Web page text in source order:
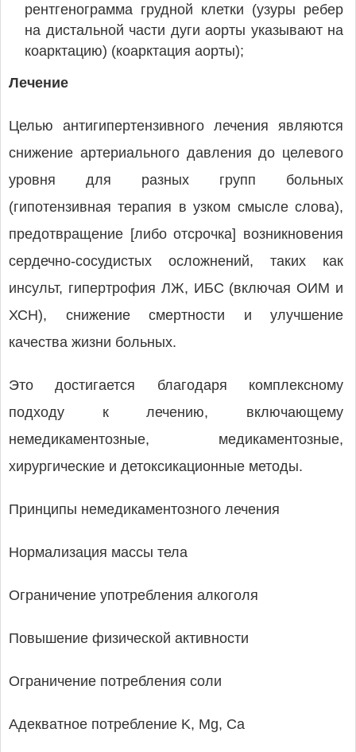
рентгенограмма грудной клетки (узуры ребер
на дистальной части дуги аорты указывают на
коарктацию) (коарктация аорты);
Лечение
Целью антигипертензивного лечения являются
снижение артериального давления до целевого
уровня для разных групп больных
(гипотензивная терапия в узком смысле слова),
предотвращение [либо отсрочка] возникновения
сердечно-сосудистых осложнений, таких как
инсульт, гипертрофия ЛЖ, ИБС (включая ОИМ и
ХСН), снижение смертности и улучшение
качества жизни больных.
Это достигается благодаря комплексному
подходу к лечению, включающему
немедикаментозные, медикаментозные,
хирургические и детоксикационные методы.
Принципы немедикаментозного лечения
Нормализация массы тела
Ограничение употребления алкоголя
Повышение физической активности
Ограничение потребления соли
Адекватное потребление K, Mg, Ca